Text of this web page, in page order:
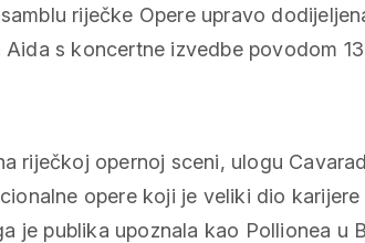
riječke Opere upravo
Aida s koncertne izvedbe povodom
riječkoj opernoj sceni, ulogu
opere koji je veliki dio
je publika upoznala kao Pollionea u